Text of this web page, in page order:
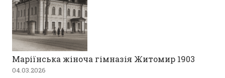
Маріїнська жіноча гімназія Житомир 1903
04.03.2026